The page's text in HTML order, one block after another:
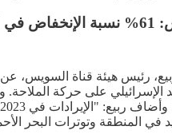
في المنطقة وتوترات البحر